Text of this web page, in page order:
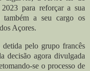
para reforçar a sua
também a seu cargo os
Açores.
pelo grupo francês
decisão agora divulgada
se o processo de